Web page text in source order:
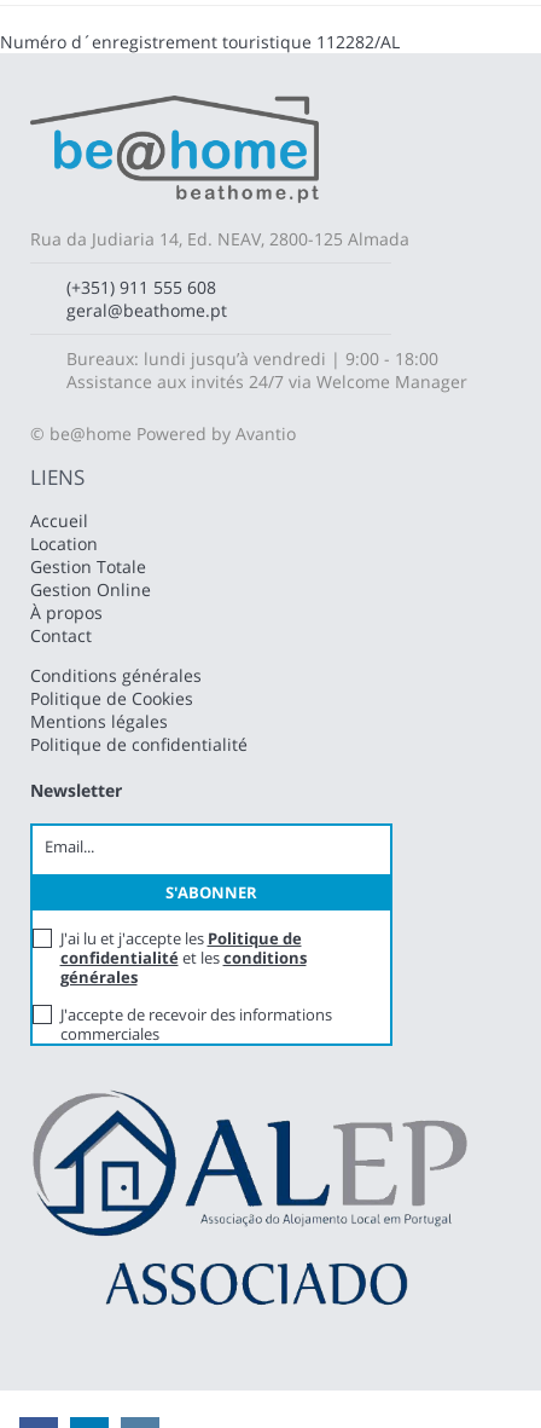
Numéro d´enregistrement touristique 112282/AL
Rua da Judiaria 14, Ed. NEAV, 2800-125 Almada
(+351) 911 555 608
geral@beathome.pt
Bureaux: lundi jusqu’à vendredi | 9:00 - 18:00
Assistance aux invités 24/7 via Welcome Manager
© be@home Powered by Avantio
LIENS
Accueil
Location
Gestion Totale
Gestion Online
À propos
Contact
Conditions générales
Politique de Cookies
Mentions légales
Politique de confidentialité
Newsletter
J'ai lu et j'accepte les Politique de
confidentialitéet lesconditions
générales
J'accepte de recevoir des informations
commerciales